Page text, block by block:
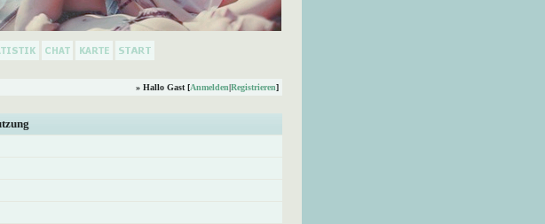
» Hallo Gast [Anmelden|Registrieren]